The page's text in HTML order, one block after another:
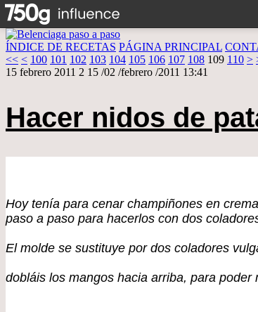
ÍNDICE DE RECETAS PÁGINA PRINCIPAL
<< < 100 101 102 103 104 105 106 107 108 109 110 >
15 febrero 2011 2 15 /02 /febrero /2011 13:41
Hacer nidos de
Hoy tenía para cenar champiñones en
paso a paso para hacerlos con dos
El molde se sustituye por dos coladores
dobláis los mangos hacia arriba, para